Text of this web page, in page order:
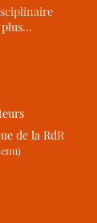
plus…
de la RdR